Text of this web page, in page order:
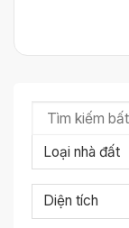
Chúng tôi
bơi, sân vườn
gian sống cao
Giá thuê
5.000 USD/
tiện nghi đi kèm.